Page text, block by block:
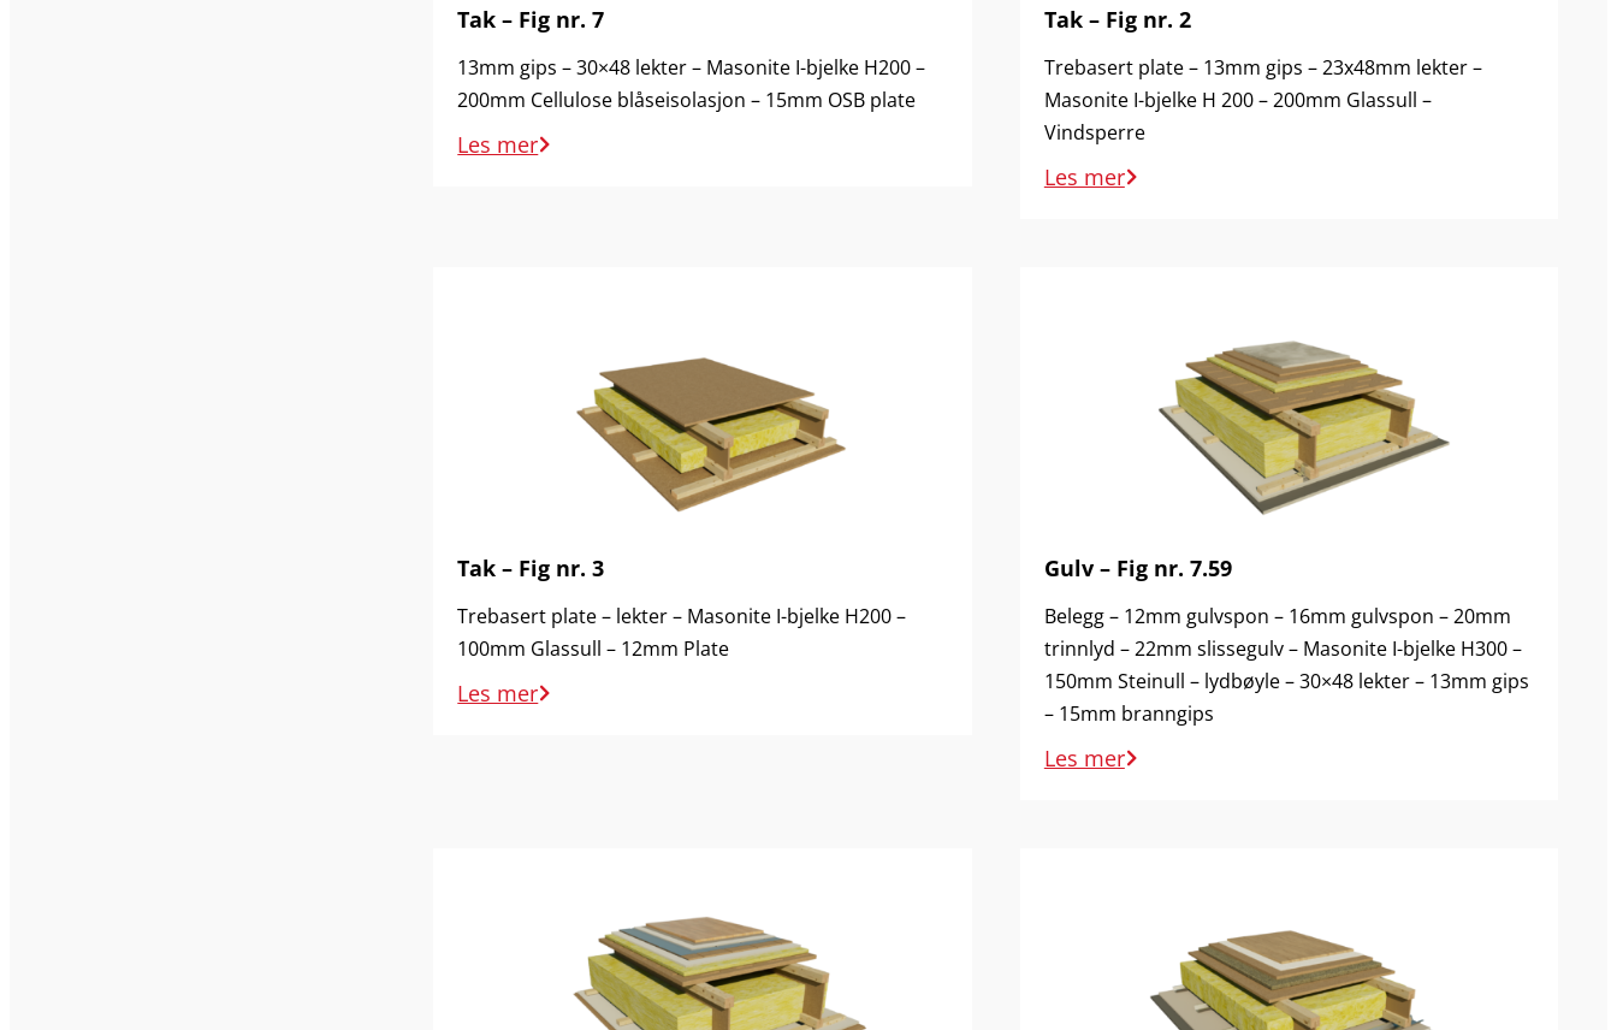
Tak – Fig nr. 7
13mm gips – 30×48 lekter – Masonite I-bjelke H200 –
200mm Cellulose blåseisolasjon – 15mm OSB plate
Les mer
Tak – Fig nr. 2
Trebasert plate – 13mm gips – 23x48mm lekter –
Masonite I-bjelke H 200 – 200mm Glassull –
Vindsperre
Les mer
Tak – Fig nr. 3
Trebasert plate – lekter – Masonite I-bjelke H200 –
100mm Glassull – 12mm Plate
Les mer
Gulv – Fig nr. 7.59
Belegg – 12mm gulvspon – 16mm gulvspon – 20mm
trinnlyd – 22mm slissegulv – Masonite I-bjelke H300 –
150mm Steinull – lydbøyle – 30×48 lekter – 13mm gips
– 15mm branngips
Les mer